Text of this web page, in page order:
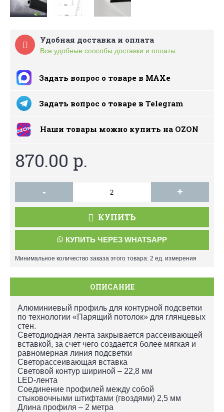
Удобная доставка и оплата
Все удобные способы доставки и оплаты.
Задать вопрос о товаре в MAXe
Задать вопрос о товаре в Telegram
Наши товары можно купить на ОZON
870.00 р.
- +
КУПИТЬ
КУПИТЬ ЧЕРЕЗ WHATSAPP
Минимальное количество заказа этого товара: 2 ед. измерения
ОПИСАНИЕ
Алюминиевый профиль для контурной подсветки
по технологии «Парящий потолок» для глянцевых
стен.
Светодиодная лента закрывается рассеивающей
вставкой, за счет чего создается более мягкая и
равномерная линия подсветки
Светорассеивающая вставка
Световой контур шириной – 22,8 мм
LED-лента
Соединение профилей между собой
стыковочными штифтами (гвоздями) 2,5 мм
Длина профиля – 2 метра